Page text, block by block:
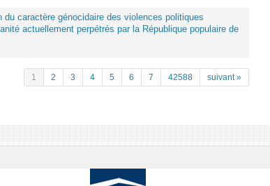
caractère génocidaire des violences politiques
actuellement perpétrés par la République populaire de
1 2 3 4 5 6 7 42588 suivant »